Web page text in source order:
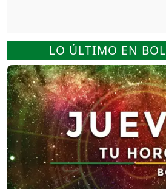
LO ÚLTIMO EN